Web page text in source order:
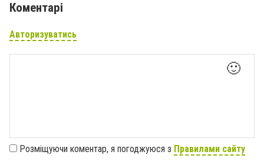
Коментарі
Авторизуватись
🙂
Розміщуючи коментар, я погоджуюся з Правилами сайту